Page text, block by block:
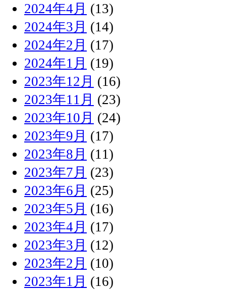
2024年4月 (13)
2024年3月 (14)
2024年2月 (17)
2024年1月 (19)
2023年12月 (16)
2023年11月 (23)
2023年10月 (24)
2023年9月 (17)
2023年8月 (11)
2023年7月 (23)
2023年6月 (25)
2023年5月 (16)
2023年4月 (17)
2023年3月 (12)
2023年2月 (10)
2023年1月 (16)